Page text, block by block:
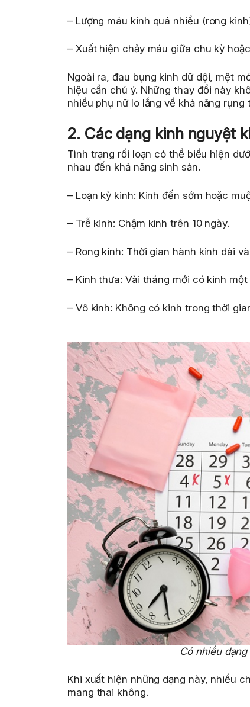
– Lượng máu kinh quá nhiều (rong
– Xuất hiện chảy máu giữa chu kỳ
Ngoài ra, đau bụng kinh dữ dội, mệt
hiệu cần chú ý. Những thay đổi này
nhiều phụ nữ lo lắng về khả năng
2. Các dạng kinh nguyệt
Tình trạng rối loạn có thể biểu hiện
nhau đến khả năng sinh sản.
– Loạn kỳ kinh: Kinh đến sớm hoặc
– Trễ kinh: Chậm kinh trên 10 ngày.
– Rong kinh: Thời gian hành kinh dài
– Kinh thưa: Vài tháng mới có kinh một
– Vô kinh: Không có kinh trong thời
Có nhiều
Khi xuất hiện những dạng này, nhiều
mang thai không.